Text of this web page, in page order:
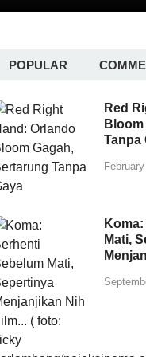
POPULAR
Red
Tanpa
Mati,